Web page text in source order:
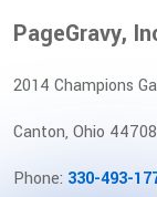
PageGravy,
2014 Champions
Canton, Ohio 44708
Phone: 330-493-